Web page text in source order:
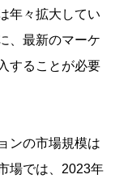
年々拡大してい
、最新のマーケ
することが必要
ンの市場規模は
場では、2023年